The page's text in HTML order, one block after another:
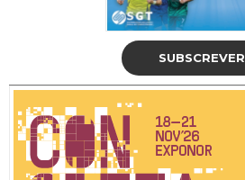
SUBSCREVER